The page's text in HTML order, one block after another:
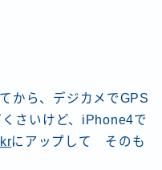
から、デジカメでGPS
さいけど、iPhone4で
にアップして そのも